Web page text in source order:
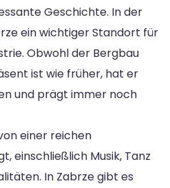
Geschichte. In der
ein wichtiger Standort für
Obwohl der Bergbau
ist wie früher, hat er
und prägt immer noch
einer reichen
einschließlich Musik, Tanz
In Zabrze gibt es